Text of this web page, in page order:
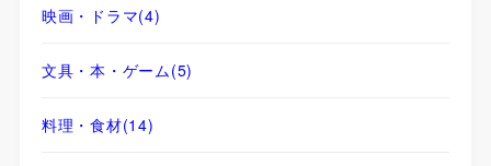
映画・ドラマ(4)
文具・本・ゲーム(5)
料理・食材(14)